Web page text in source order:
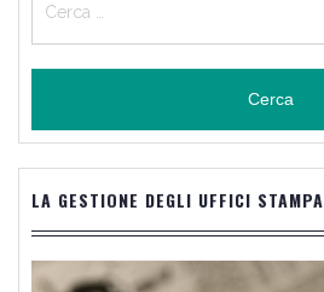
per:
LA GESTIONE DEGLI UFFICI STAMPA